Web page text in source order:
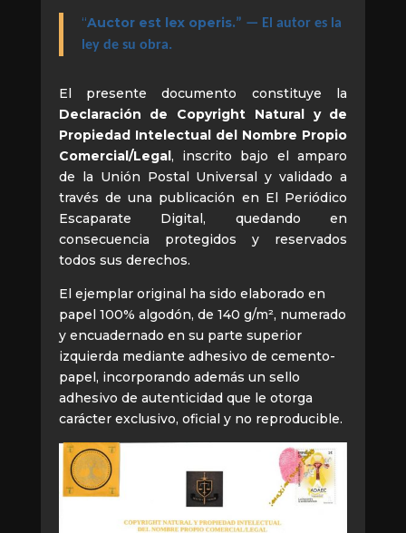
“Auctor est lex operis.” — El autor es la
ley de su obra.
El presente documento constituye la
Declaración de
Copyright Natural y de
Propiedad Intelectual del Nombre Propio
Comercial/Legal, inscrito bajo el amparo
de la Unión Postal Universal y validado a
través de una publicación en El Periódico
Escaparate Digital, quedando en
consecuencia protegidos y reservados
todos sus derechos.
El ejemplar original ha sido elaborado en
papel 100% algodón, de 140 g/m², numerado
y encuadernado en su parte superior
izquierda mediante adhesivo de cemento-
papel, incorporando además un sello
adhesivo de autenticidad que le otorga
carácter exclusivo, oficial y no reproducible.